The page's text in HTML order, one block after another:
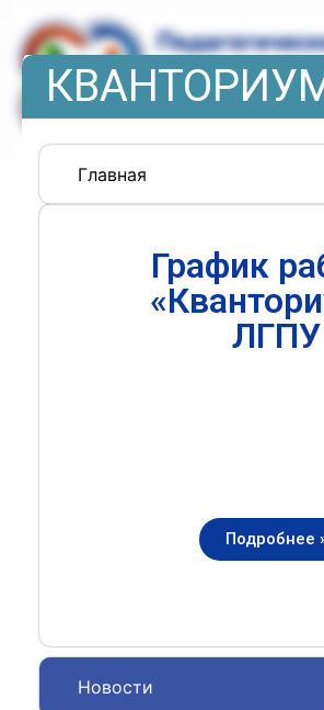
Главная
Новости
График
ЛГПУ
Подробнее